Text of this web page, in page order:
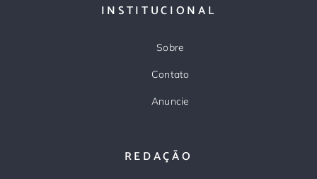
INSTITUCIONAL
Sobre
Contato
Anuncie
REDAÇÃO